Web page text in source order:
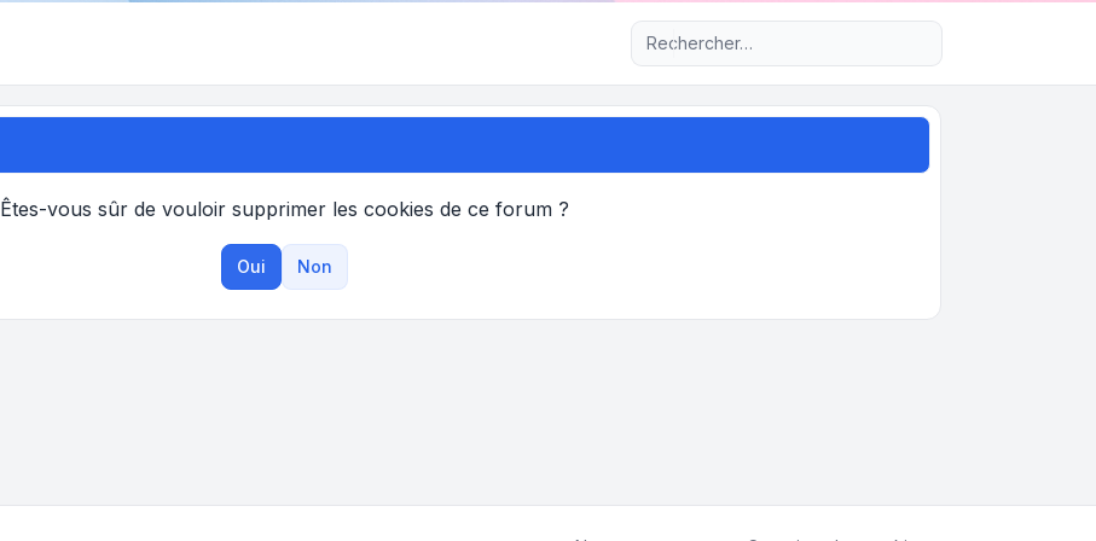
Recherche avancée
Êtes-vous sûr de vouloir supprimer les cookies de ce forum ?
Oui Non